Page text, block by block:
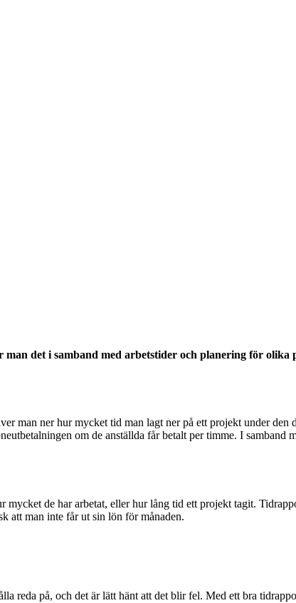
det i samband med arbetstider och planering för
man ner hur mycket tid man lagt ner på ett projekt under den
om de anställda får betalt per timme. I samband
de har arbetat, eller hur lång tid ett projekt tagit.
att man inte får ut sin lön för månaden.
reda på, och det är lätt hänt att det blir fel. Med ett bra